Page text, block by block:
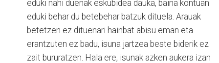
eduki nahi duenak eskubidea dauka, baina kontuan
eduki behar du betebehar batzuk dituela. Arauak
betetzen ez dituenari hainbat abisu eman eta
erantzuten ez badu, isuna jartzea beste biderik ez
zait bururatzen. Hala ere, isunak azken aukera izan